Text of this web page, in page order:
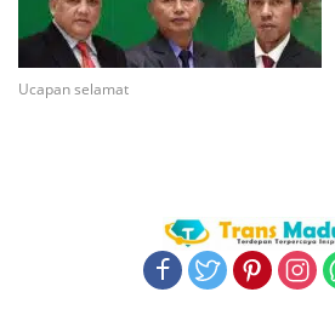
Ucapan selamat